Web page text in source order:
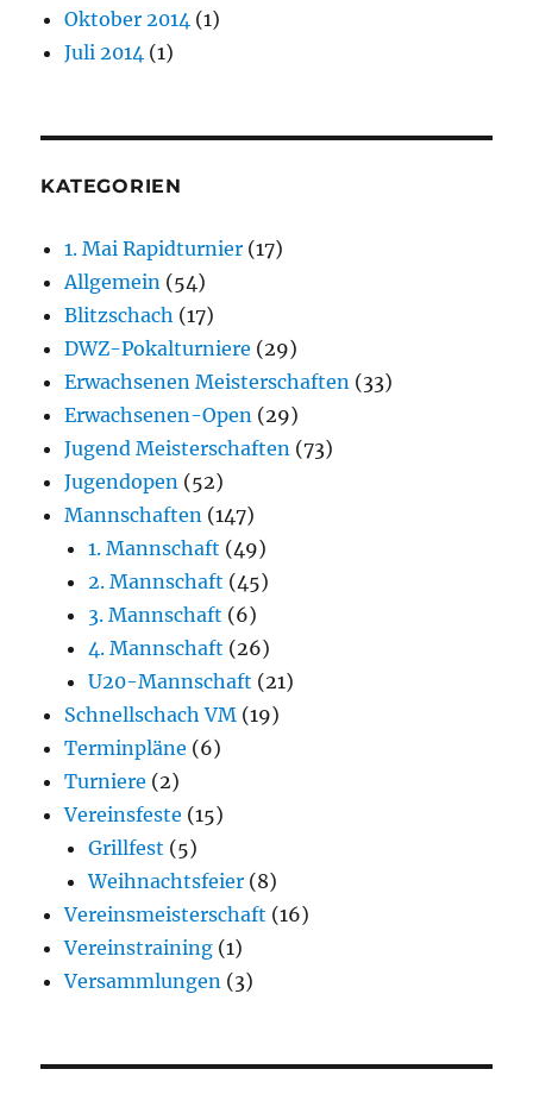
Oktober 2014 (1)
Juli 2014 (1)
KATEGORIEN
1. Mai Rapidturnier (17)
Allgemein (54)
Blitzschach (17)
DWZ-Pokalturniere (29)
Erwachsenen Meisterschaften (33)
Erwachsenen-Open (29)
Jugend Meisterschaften (73)
Jugendopen (52)
Mannschaften (147)
1. Mannschaft (49)
2. Mannschaft (45)
3. Mannschaft (6)
4. Mannschaft (26)
U20-Mannschaft (21)
Schnellschach VM (19)
Terminpläne (6)
Turniere (2)
Vereinsfeste (15)
Grillfest (5)
Weihnachtsfeier (8)
Vereinsmeisterschaft (16)
Vereinstraining (1)
Versammlungen (3)